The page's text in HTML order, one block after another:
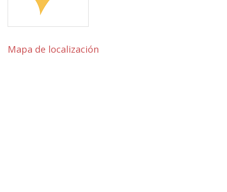
Mapa de localización